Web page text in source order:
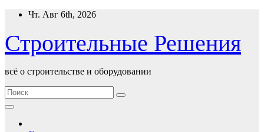
Перейти
содержимому
Чт. Авг 6th, 2026
Строительные Решения
всё о строительстве и оборудовании